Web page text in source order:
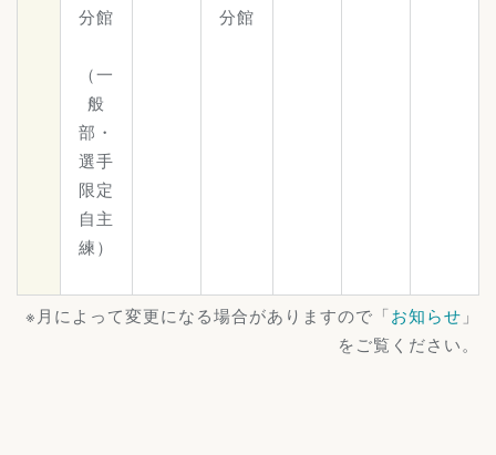
分館
（一
般
部・
選手
限定
自主
練）
分館
※月によって変更になる場合がありますので「お知らせ 」
をご覧ください。